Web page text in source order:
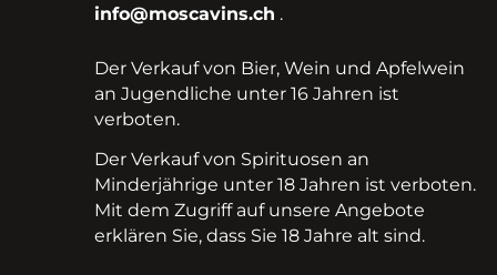
info@moscavins.ch .
Der Verkauf von Bier, Wein und Apfelwein
an Jugendliche unter 16 Jahren ist
verboten.
Der Verkauf von Spirituosen an
Minderjährige unter 18 Jahren ist verboten.
Mit dem Zugriff auf unsere Angebote
erklären Sie, dass Sie 18 Jahre alt sind.